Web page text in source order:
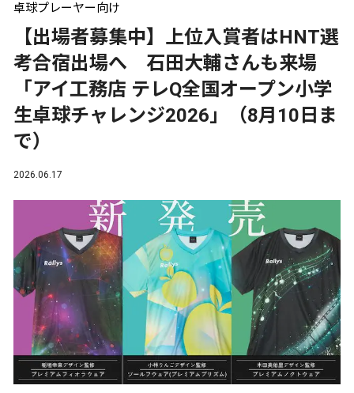
卓球プレーヤー向け
【出場者募集中】上位入賞者はHNT選
考合宿出場へ 石田大輔さんも来場
「アイ工務店 テレQ全国オープン小学
生卓球チャレンジ2026」（8月10日ま
で）
2026.06.17